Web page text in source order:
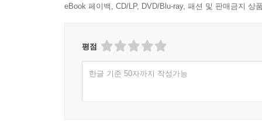
eBook 페이백, CD/LP, DVD/Blu-ray, 패션 및 판매금지 상
평점
한글 기준 50자까지 작성가능